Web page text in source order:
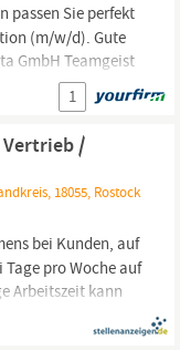
passen Sie perfekt
(m/w/d). Gute
GmbH Teamgeist
der Arbeit, bei
bei sportlichen
in...
1
Vertrieb /
18055, Rostock
bei Kunden, auf
pro Woche auf
Arbeitszeit kann
BEWERBUNG